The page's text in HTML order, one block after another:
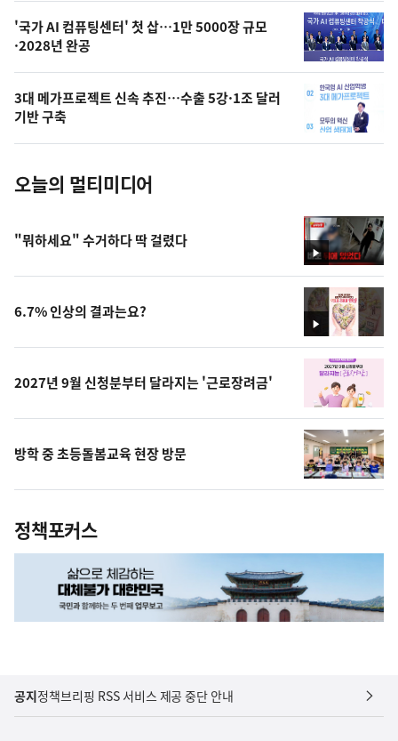
오
의
사
진
'국가 AI 컴퓨팅센터' 첫 삽…1만 5000장 규모
·2028년 완공
3대 메가프로젝트 신속 추진…수출 5강·1조 달러
기반 구축
오늘의 멀티미디어
영
상
"뭐하세요" 수거하다 딱 걸렸다
영
상
6.7% 인상의 결과는요?
2027년 9월 신청분부터 달라지는 '근로장려금'
방학 중 초등돌봄교육 현장 방문
정책포커스
공지정책브리핑 RSS 서비스 제공 중단 안내